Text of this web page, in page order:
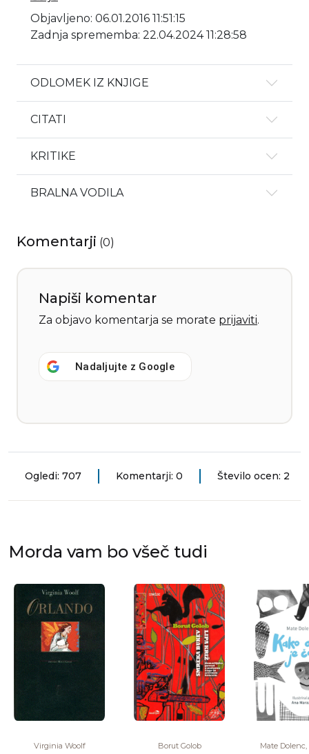
Objavljeno: 06.01.2016 11:51:15
Zadnja sprememba: 22.04.2024 11:28:58
ODLOMEK IZ KNJIGE
CITATI
KRITIKE
BRALNA VODILA
Komentarji (0)
Napiši komentar
Za objavo komentarja se morate prijaviti.
Nadaljujte z Google
Ogledi: 707 Komentarji: 0 Število ocen: 2
Morda vam bo všeč tudi
Virginia Woolf Borut Golob Mate